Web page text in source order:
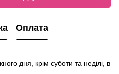
Оплата
дня, крім суботи та неділі, в